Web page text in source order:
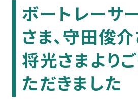
ボートレーサ
さま、守田俊
将光さまより
ただきました